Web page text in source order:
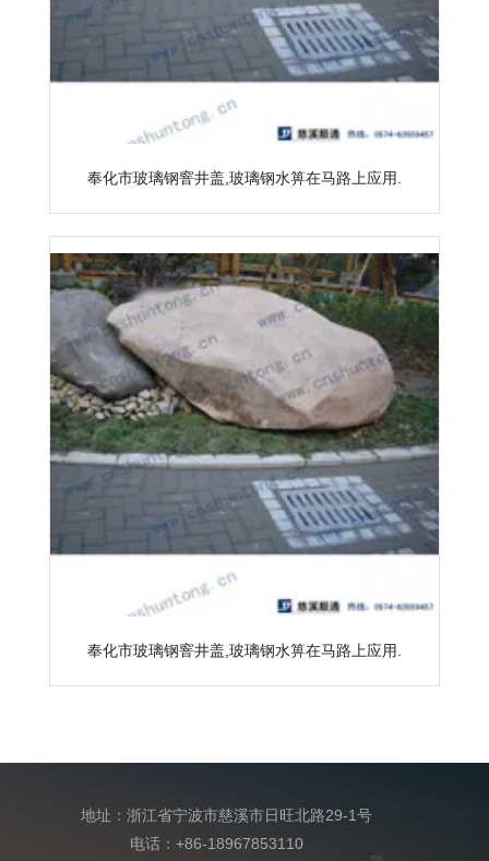
奉化市玻璃钢窨井盖,玻璃钢水箅在马路上应用.
奉化市玻璃钢窨井盖,玻璃钢水箅在马路上应用.
地址：浙江省宁波市慈溪市日旺北路29-1号
电话：+86-18967853110